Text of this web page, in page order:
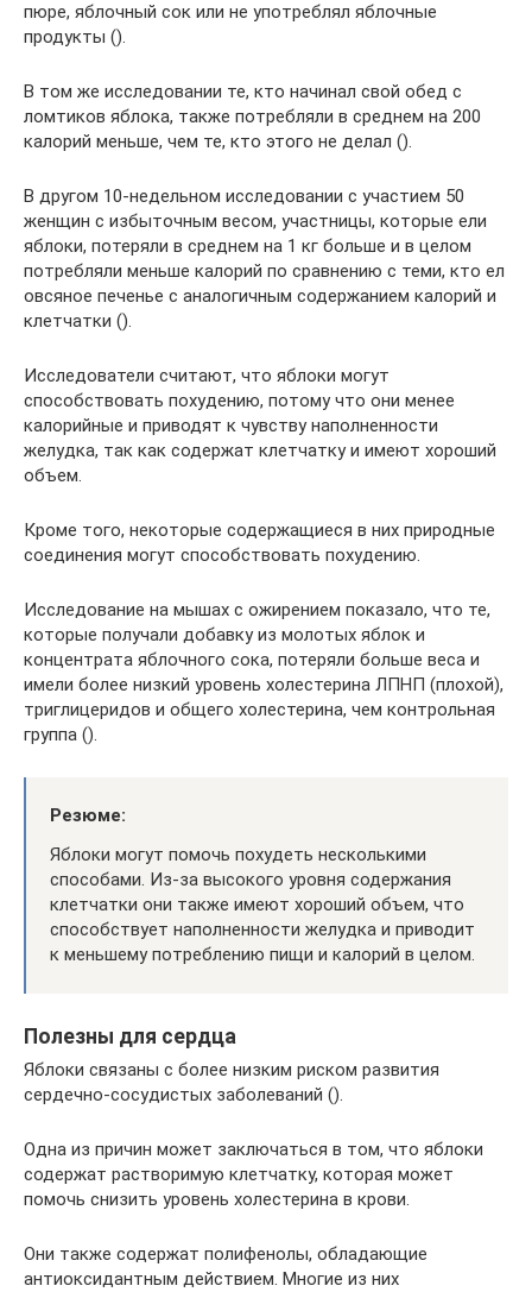
пюре, яблочный сок или не употреблял яблочные
продукты ().
В том же исследовании те, кто начинал свой обед с
ломтиков яблока, также потребляли в среднем на 200
калорий меньше, чем те, кто этого не делал ().
В другом 10-недельном исследовании с участием 50
женщин с избыточным весом, участницы, которые ели
яблоки, потеряли в среднем на 1 кг больше и в целом
потребляли меньше калорий по сравнению с теми, кто ел
овсяное печенье с аналогичным содержанием калорий и
клетчатки ().
Исследователи считают, что яблоки могут
способствовать похудению, потому что они менее
калорийные и приводят к чувству наполненности
желудка, так как содержат клетчатку и имеют хороший
объем.
Кроме того, некоторые содержащиеся в них природные
соединения могут способствовать похудению.
Исследование на мышах с ожирением показало, что те,
которые получали добавку из молотых яблок и
концентрата яблочного сока, потеряли больше веса и
имели более низкий уровень холестерина ЛПНП (плохой),
триглицеридов и общего холестерина, чем контрольная
группа ().
Резюме:
Яблоки могут помочь похудеть несколькими
способами. Из-за высокого уровня содержания
клетчатки они также имеют хороший объем, что
способствует наполненности желудка и приводит
к меньшему потреблению пищи и калорий в целом.
Полезны для сердца
Яблоки связаны с более низким риском развития
сердечно-сосудистых заболеваний ().
Одна из причин может заключаться в том, что яблоки
содержат растворимую клетчатку, которая может
помочь снизить уровень холестерина в крови.
Они также содержат полифенолы, обладающие
антиоксидантным действием. Многие из них